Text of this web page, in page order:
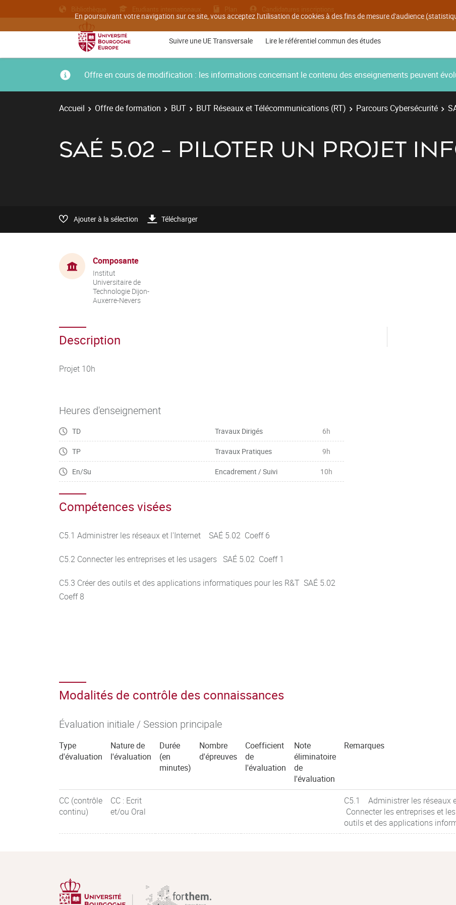
En poursuivant votre navigation sur ce site, vous acceptez l'utilisation de cookies à des fins de mesure d'audience
Bibliothèque Etudiants internationaux Plan Candidatures inscriptions
Suivre une UE Transversale Lire le référentiel commun des études
Offre en cours de modification : les informations concernant le contenu des enseignements peuvent
Accueil Offre de formation BUT BUT Réseaux et Télécommunications (RT) Parcours Cybersécurité
SAÉ 5.02 - PILOTER UN PROJET
Ajouter à la sélection Télécharger
Composante
Institut
Universitaire de
Technologie Dijon-
Auxerre-Nevers
Description
Projet 10h
Heures d'enseignement
TD Travaux Dirigés 6h
TP Travaux Pratiques 9h
En/Su Encadrement / Suivi 10h
Compétences visées
C5.1 Administrer les réseaux et l'Internet SAÉ 5.02 Coeff 6
C5.2 Connecter les entreprises et les usagers SAÉ 5.02 Coeff 1
C5.3 Créer des outils et des applications informatiques pour les R&T SAÉ 5.02
Coeff 8
Modalités de contrôle des connaissances
Évaluation initiale / Session principale
Type
d'évaluation
Nature de
l'évaluation
Durée
(en
minutes)
Nombre
d'épreuves
Coefficient
de
l'évaluation
Note
éliminatoire
de
l'évaluation
Remarques
CC (contrôle
continu)
CC : Ecrit
et/ou Oral
C5.1 Administrer les réseaux
Connecter les entreprises et
outils et des applications